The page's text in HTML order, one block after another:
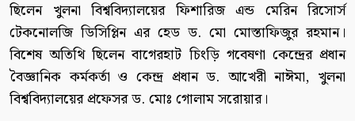
ছিলেন খুলনা বিশ্ববিদ্যালয়ের ফিশারিজ এন্ড মেরিন রিসোর্স
টেকনোলজি ডিসিপ্লিন এর হেড ড. মো মোস্তাফিজুর রহমান।
বিশেষ অতিথি ছিলেন বাগেরহাট চিংড়ি গবেষণা কেন্দ্রের প্রধান
বৈজ্ঞানিক কর্মকর্তা ও কেন্দ্র প্রধান ড. আখেরী নাঈমা, খুলনা
বিশ্ববিদ্যালয়ের প্রফেসর ড. মোঃ গোলাম সরোয়ার।